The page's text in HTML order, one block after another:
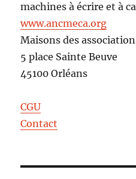
machines à écrire et à
www.ancmeca.org
Maisons des
5 place Sainte Beuve
45100 Orléans
CGU
Contact